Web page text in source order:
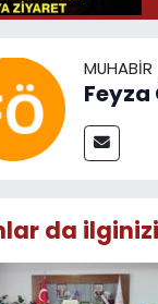
MUHABIR
Feyza
da